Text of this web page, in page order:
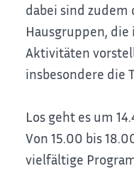
dabei sind zudem
Hausgruppen,
Aktivitäten
insbesondere die
Los geht es um
Von 15.00 bis
vielfältige